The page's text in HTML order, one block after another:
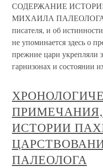
СОДЕРЖАНИЕ
МИХАИЛА ПАЛЕОЛОГА
писателя, и об
не упоминается здесь о
прежние цари укрепляли
гарнизонах и состоянии
ИСТОРИИ
ПАЛЕОЛОГА